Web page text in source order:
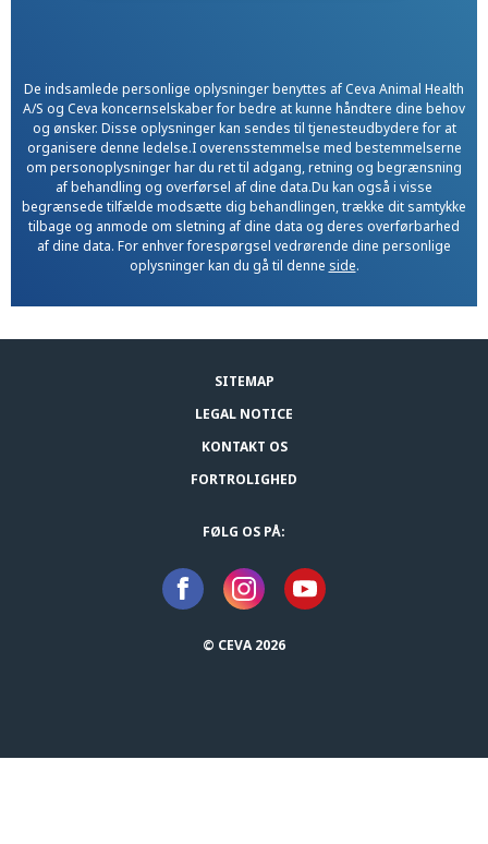
De indsamlede personlige oplysninger benyttes af Ceva Animal Health
A/S og Ceva koncernselskaber for bedre at kunne håndtere dine behov
og ønsker. Disse oplysninger kan sendes til tjenesteudbydere for at
organisere denne ledelse.I overensstemmelse med bestemmelserne
om personoplysninger har du ret til adgang, retning og begrænsning
af behandling og overførsel af dine data.Du kan også i visse
begrænsede tilfælde modsætte dig behandlingen, trække dit samtykke
tilbage og anmode om sletning af dine data og deres overførbarhed
af dine data. For enhver forespørgsel vedrørende dine personlige
oplysninger kan du gå til denne side.
SITEMAP
LEGAL NOTICE
KONTAKT OS
FORTROLIGHED
FØLG OS PÅ:
© CEVA 2026